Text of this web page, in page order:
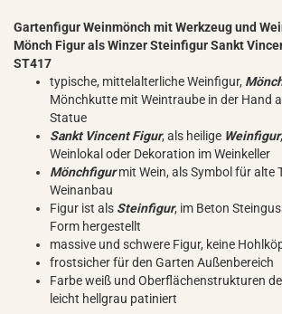
Gartenfigur Weinmönch mit Werkzeug und
Mönch Figur als Winzer Steinfigur Sankt
ST417
typische, mittelalterliche Weinfigur,
Mönchkutte mit Weintraube in der Hand
Statue
Sankt Vincent Figur, als heilige Weinfigur
Weinlokal oder Dekoration im Weinkeller
Mönchfigurmit Wein, als Symbol für alte
Weinanbau
Figur ist als Steinfigur, im Beton
Form hergestellt
massive und schwere Figur, keine
frostsicher für den Garten Außenbereich
Farbe weiß und Oberflächenstrukturen
leicht hellgrau patiniert